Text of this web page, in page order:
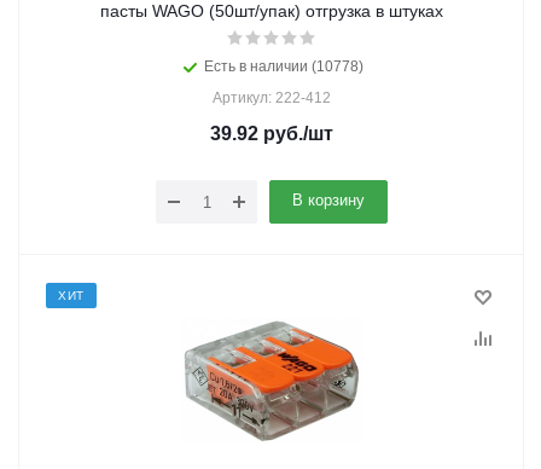
пасты WAGO (50шт/упак) отгрузка в штуках
Есть в наличии (10778)
Артикул: 222-412
39.92 руб./шт
В корзину
ХИТ